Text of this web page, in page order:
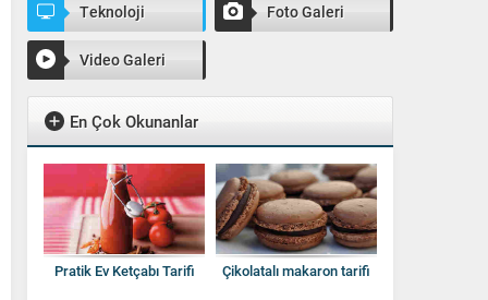
Teknoloji Foto Galeri
Video Galeri
En Çok Okunanlar
Pratik Ev Ketçabı Tarifi Çikolatalı makaron tarifi